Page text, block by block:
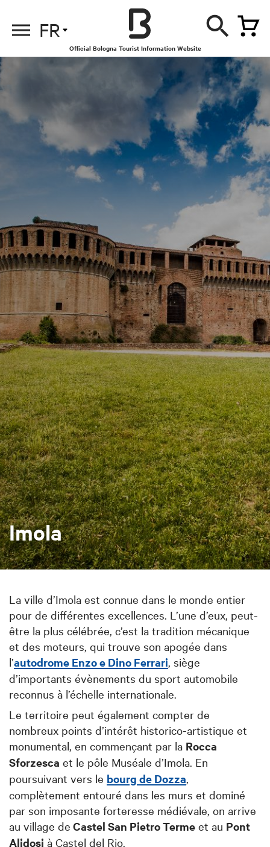
FR
Official Bologna Tourist Information Website
Imola
La ville d’Imola est connue dans le monde entier
pour de différentes excellences. L’une d’eux, peut-
être la plus célébrée, c’est la tradition mécanique
et des moteurs, qui trouve son apogée dans
l’autodrome Enzo e Dino Ferrari, siège
d’importants évènements du sport automobile
reconnus à l’échelle internationale.
Le territoire peut également compter de
nombreux points d’intérêt historico-artistique et
monumental, en commençant par la Rocca
Sforzesca et le pôle Muséale d’Imola. En
poursuivant vers le bourg de Dozza,
complètement entouré dans les murs et dominé
par son imposante forteresse médiévale, on arrive
au village de Castel San Pietro Terme et au Pont
Alidosi à Castel del Rio.